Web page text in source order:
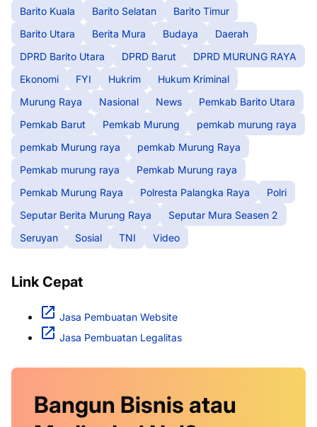
Barito Kuala Barito Selatan
Barito Timur
Barito Utara
Berita Mura Budaya
Daerah
DPRD Barito Utara
DPRD Barut
DPRD MURUNG RAYA
Ekonomi
FYI Hukrim
Hukum Kriminal
Murung Raya
Nasional News
Pemkab Barito Utara
Pemkab Barut
Pemkab Murung
pemkab murung raya
pemkab Murung raya
pemkab Murung Raya
Pemkab murung raya
Pemkab Murung raya
Pemkab Murung Raya
Polresta Palangka Raya
Polri
Seputar Berita Murung Raya
Seputar Mura Seasen 2
Seruyan
Sosial TNI Video
Link Cepat
Jasa Pembuatan Website
Jasa Pembuatan Legalitas
Bangun Bisnis atau